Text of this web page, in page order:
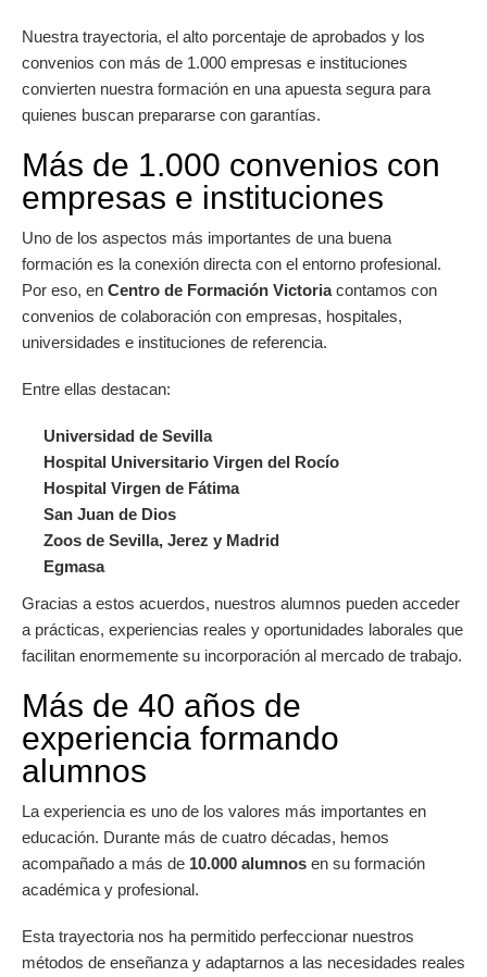
Nuestra trayectoria, el alto porcentaje de aprobados y los
convenios con más de 1.000 empresas e instituciones
convierten nuestra formación en una apuesta segura para
quienes buscan prepararse con garantías.
Más de 1.000 convenios con
empresas e instituciones
Uno de los aspectos más importantes de una buena
formación es la conexión directa con el entorno profesional.
Por eso, en Centro de Formación Victoriacontamos con
convenios de colaboración con empresas, hospitales,
universidades e instituciones de referencia.
Entre ellas destacan:
Universidad de Sevilla
Hospital Universitario Virgen del Rocío
Hospital Virgen de Fátima
San Juan de Dios
Zoos de Sevilla, Jerez y Madrid
Egmasa
Gracias a estos acuerdos, nuestros alumnos pueden acceder
a prácticas, experiencias reales y oportunidades laborales que
facilitan enormemente su incorporación al mercado de trabajo.
Más de 40 años de
experiencia formando
alumnos
La experiencia es uno de los valores más importantes en
educación. Durante más de cuatro décadas, hemos
acompañado a más de 10.000 alumnos en su formación
académica y profesional.
Esta trayectoria nos ha permitido perfeccionar nuestros
métodos de enseñanza y adaptarnos a las necesidades reales